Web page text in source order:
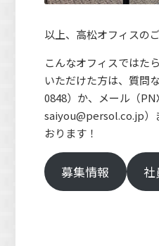
以上、高松オフィスの
こんなオフィスではた
いただけた方は、質問
0848）か、メール（
saiyou@persol.co.jp）
おります！
募集情報 社